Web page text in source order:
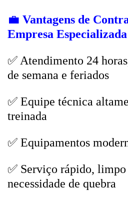
💼 Vantagens de
Empresa Especializada
✅ Atendimento 24
de semana e feriados
✅ Equipe técnica
treinada
✅ Equipamentos
✅ Serviço rápido, limpo
necessidade de quebra